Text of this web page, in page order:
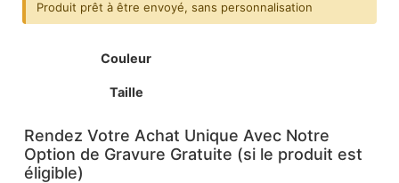
Produit prêt à être envoyé, sans personnalisation
Couleur
Taille
Rendez Votre Achat Unique Avec Notre
Option de Gravure Gratuite (si le produit est
éligible)